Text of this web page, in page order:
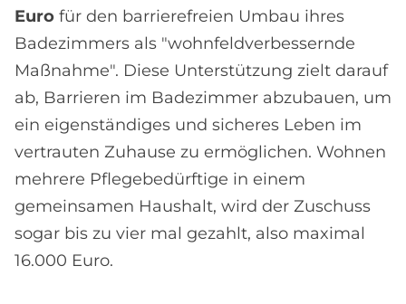
Euro für den barrierefreien Umbau ihres
Badezimmers als "wohnfeldverbessernde
Maßnahme". Diese Unterstützung zielt darauf
ab, Barrieren im Badezimmer abzubauen, um
ein eigenständiges und sicheres Leben im
vertrauten Zuhause zu ermöglichen. Wohnen
mehrere Pflegebedürftige in einem
gemeinsamen Haushalt, wird der Zuschuss
sogar bis zu vier mal gezahlt, also maximal
16.000 Euro.